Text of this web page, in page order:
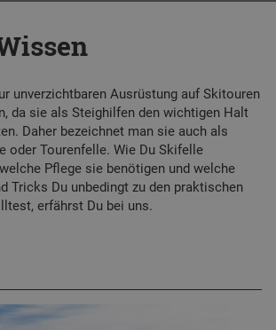
unverzichtbaren Ausrüstung auf Skitouren
da sie als Steighilfen den wichtigen Halt
Daher bezeichnet man sie auch als
oder Tourenfelle. Wie Du Skifelle
Pflege sie benötigen und welche
Tricks Du unbedingt zu den praktischen
erfährst Du bei uns.